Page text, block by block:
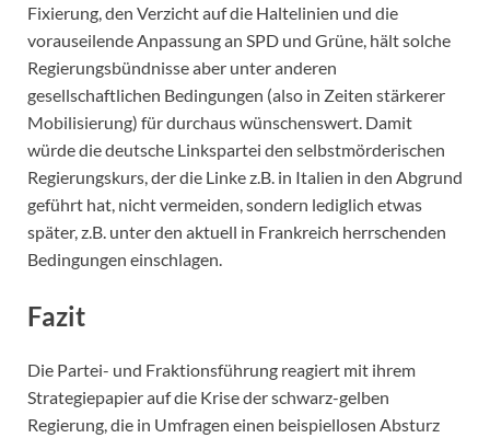
Fixierung, den Verzicht auf die Haltelinien und die
vorauseilende Anpassung an SPD und Grüne, hält solche
Regierungsbündnisse aber unter anderen
gesellschaftlichen Bedingungen (also in Zeiten stärkerer
Mobilisierung) für durchaus wünschenswert. Damit
würde die deutsche Linkspartei den selbstmörderischen
Regierungskurs, der die Linke z.B. in Italien in den Abgrund
geführt hat, nicht vermeiden, sondern lediglich etwas
später, z.B. unter den aktuell in Frankreich herrschenden
Bedingungen einschlagen.
Fazit
Die Partei- und Fraktionsführung reagiert mit ihrem
Strategiepapier auf die Krise der schwarz-gelben
Regierung, die in Umfragen einen beispiellosen Absturz